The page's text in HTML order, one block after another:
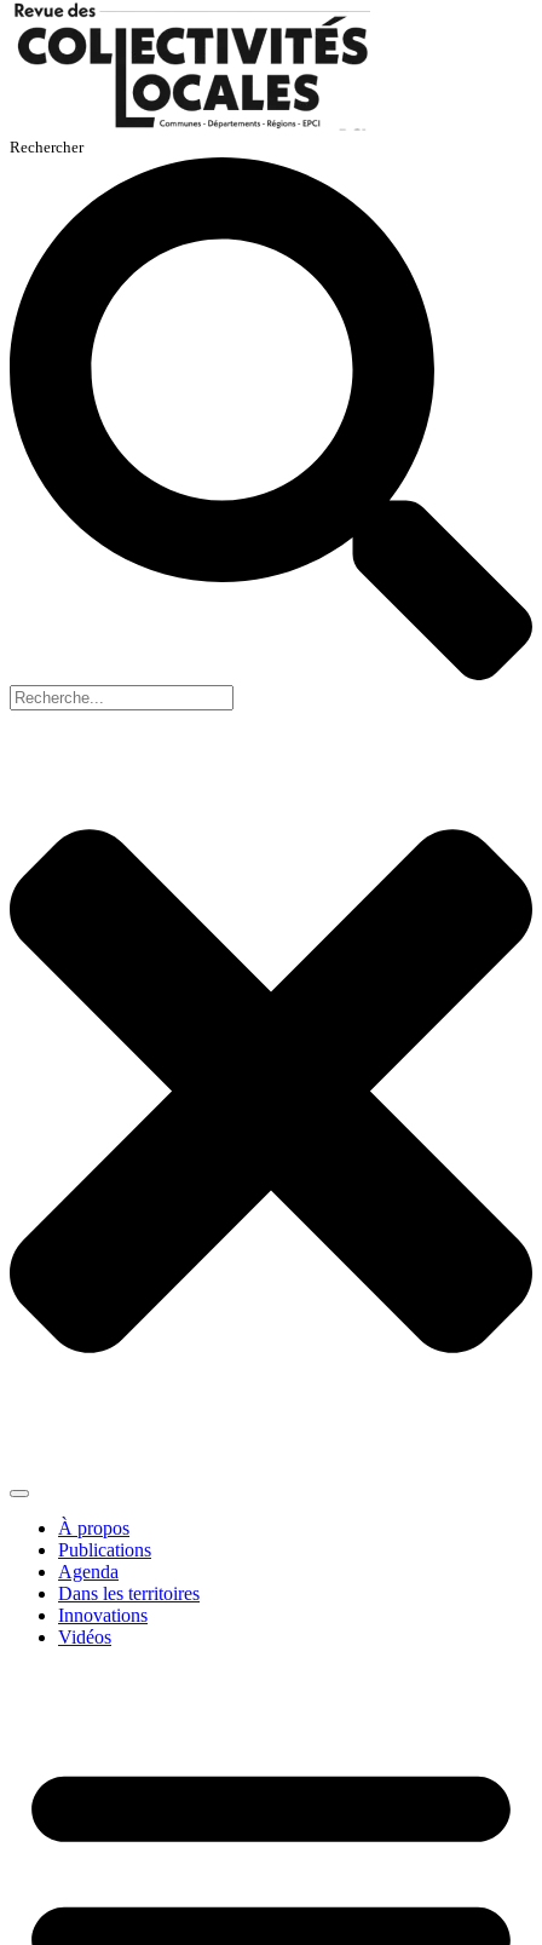
Rechercher
À propos
Publications
Agenda
Dans les territoires
Innovations
Vidéos